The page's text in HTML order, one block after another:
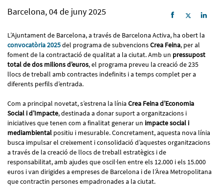
Barcelona, 04 de juny 2025
L’Ajuntament de Barcelona, a través de Barcelona Activa, ha obert la
convocatòria 2025del programa de subvencionsCrea Feina, per al
foment de la contractació de qualitat a la ciutat. Amb un pressupost
total de dos milions d’euros, el programa preveu la creació de 235
llocs de treball amb contractes indefinits i a temps complet per a
diferents perfils d’entrada.
Com a principal novetat, s’estrena la línia Crea Feina d’Economia
Social i d’Impacte, destinada a donar suport a organitzacions i
iniciatives que tenen com a finalitat generar un impacte social i
mediambiental positiu i mesurable. Concretament, aquesta nova línia
busca impulsar el creixement i consolidació d’aquestes organitzacions
a través de la creació de llocs de treball estratègics i de
responsabilitat, amb ajudes que oscil·len entre els 12.000 i els 15.000
euros i van dirigides a empreses de Barcelona i de l’Àrea Metropolitana
que contractin persones empadronades a la ciutat.